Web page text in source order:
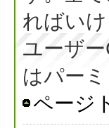
ればい
ユーザ
はパー
ページ